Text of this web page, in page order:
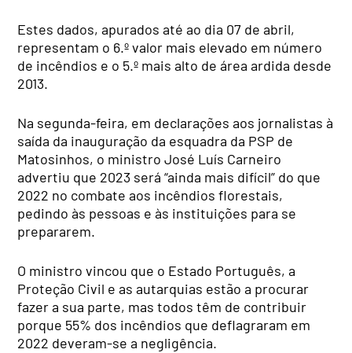
Estes dados, apurados até ao dia 07 de abril,
representam o 6.º valor mais elevado em número
de incêndios e o 5.º mais alto de área ardida desde
2013.
Na segunda-feira, em declarações aos jornalistas à
saída da inauguração da esquadra da PSP de
Matosinhos, o ministro José Luís Carneiro
advertiu que 2023 será “ainda mais difícil” do que
2022 no combate aos incêndios florestais,
pedindo às pessoas e às instituições para se
prepararem.
O ministro vincou que o Estado Português, a
Proteção Civil e as autarquias estão a procurar
fazer a sua parte, mas todos têm de contribuir
porque 55% dos incêndios que deflagraram em
2022 deveram-se a negligência.